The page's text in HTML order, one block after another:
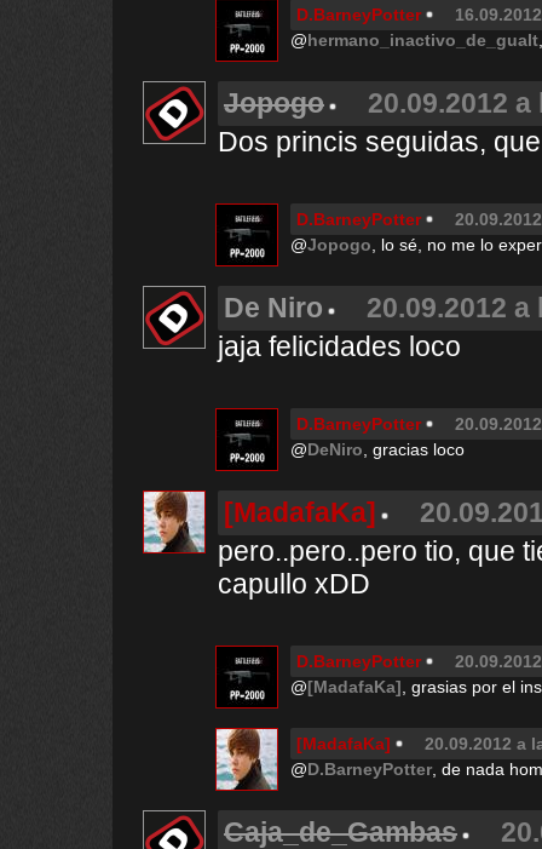
D.BarneyPotter
@hermano_inactivo_de_gualt
Jopogo
20.09.2012
Dos princis seguidas,
D.BarneyPotter
@Jopogo , lo sé, no me lo
De Niro
20.09.2012 a
jaja felicidades loco
D.BarneyPotter
@DeNiro , gracias loco
[MadafaKa]
pero..pero..pero tio, que
capullo xDD
D.BarneyPotter
@[MadafaKa] , grasias por el
[MadafaKa]
20.09.2012 a
@D.BarneyPotter , de nada
Caja_de_Gambas